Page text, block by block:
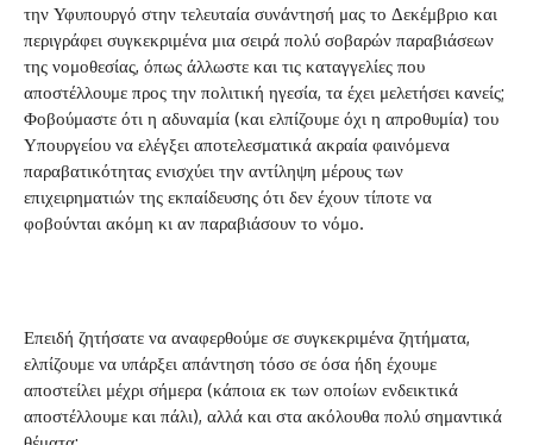
την Υφυπουργό στην τελευταία συνάντησή μας το Δεκέμβριο και
περιγράφει συγκεκριμένα μια σειρά πολύ σοβαρών παραβιάσεων
της νομοθεσίας, όπως άλλωστε και τις καταγγελίες που
αποστέλλουμε προς την πολιτική ηγεσία, τα έχει μελετήσει κανείς;
Φοβούμαστε ότι η αδυναμία (και ελπίζουμε όχι η απροθυμία) του
Υπουργείου να ελέγξει αποτελεσματικά ακραία φαινόμενα
παραβατικότητας ενισχύει την αντίληψη μέρους των
επιχειρηματιών της εκπαίδευσης ότι δεν έχουν τίποτε να
φοβούνται ακόμη κι αν παραβιάσουν το νόμο.
Επειδή ζητήσατε να αναφερθούμε σε συγκεκριμένα ζητήματα,
ελπίζουμε να υπάρξει απάντηση τόσο σε όσα ήδη έχουμε
αποστείλει μέχρι σήμερα (κάποια εκ των οποίων ενδεικτικά
αποστέλλουμε και πάλι), αλλά και στα ακόλουθα πολύ σημαντικά